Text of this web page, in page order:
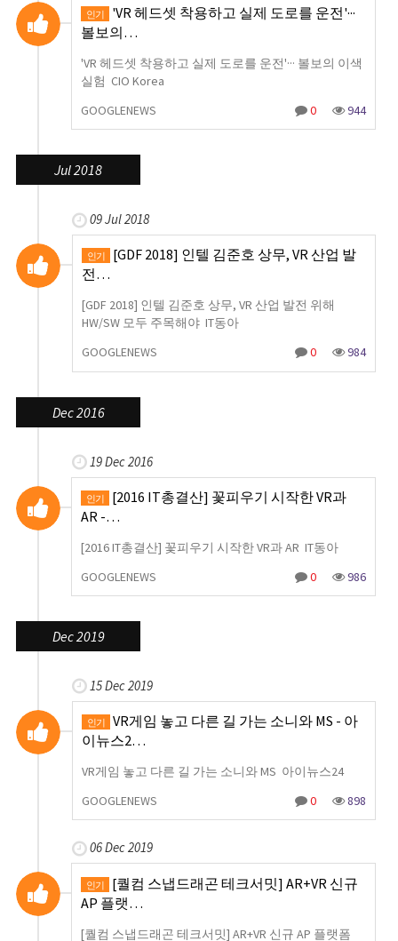
인기
'VR 헤드셋 착용하고 실제 도로를 운전'···
볼보의…
'VR 헤드셋 착용하고 실제 도로를 운전'··· 볼보의 이색
실험 CIO Korea
GOOGLENEWS
0 944
Jul 2018
09 Jul 2018
인기
[GDF 2018] 인텔 김준호 상무, VR 산업 발
전…
[GDF 2018] 인텔 김준호 상무, VR 산업 발전 위해
HW/SW 모두 주목해야 IT동아
GOOGLENEWS
0 984
Dec 2016
19 Dec 2016
인기
[2016 IT총결산] 꽃피우기 시작한 VR과
AR -…
[2016 IT총결산] 꽃피우기 시작한 VR과 AR IT동아
GOOGLENEWS
0 986
Dec 2019
15 Dec 2019
인기
VR게임 놓고 다른 길 가는 소니와 MS - 아
이뉴스2…
VR게임 놓고 다른 길 가는 소니와 MS 아이뉴스24
GOOGLENEWS
0 898
06 Dec 2019
인기
[퀄컴 스냅드래곤 테크서밋] AR+VR 신규
AP 플랫…
[퀄컴 스냅드래곤 테크서밋] AR+VR 신규 AP 플랫폼